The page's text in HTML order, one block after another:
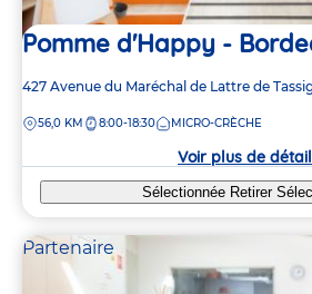
Pomme d'Happy -
Adresse
la
427 Avenue du Maréchal de Lattre de
DISTANCE
56,0 KM 8:00-18:30 MICRO-CRÈCHE
Voir plus de
Sélectionnée Retirer
Partenaire